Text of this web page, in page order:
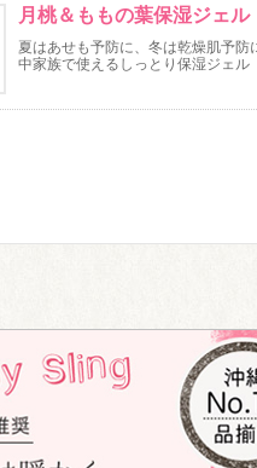
月桃＆ももの葉保湿ジェル
夏はあせも予防に、冬は乾燥肌予防
中家族で使えるしっとり保湿ジェル